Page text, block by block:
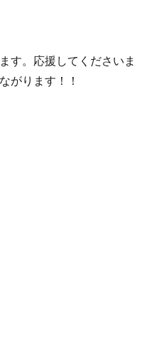
す。応援してくださいま
がります！！